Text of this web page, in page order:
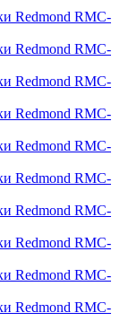
Redmond RMC-
Redmond RMC-
Redmond RMC-
Redmond RMC-
Redmond RMC-
Redmond RMC-
Redmond RMC-
Redmond RMC-
Redmond RMC-
Redmond RMC-